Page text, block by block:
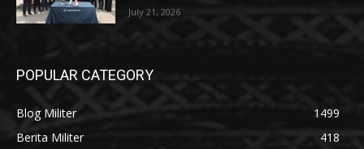
July 21, 2026
POPULAR CATEGORY
Blog Militer
1499
Berita Militer
418